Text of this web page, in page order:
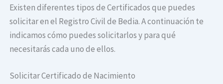
Existen diferentes tipos de Certificados que puedes
solicitar en el Registro Civil de Bedia. A continuación te
indicamos cómo puedes solicitarlos y para qué
necesitarás cada uno de ellos.
Solicitar Certificado de Nacimiento